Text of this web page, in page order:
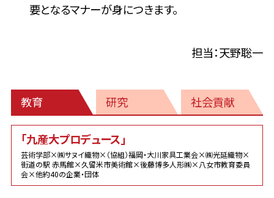
要となるマナーが身につきます。
担当：天野聡一
教育 研究 社会貢献
「九産大プロデュース」
芸術学部×㈱サヌイ織物×（協組）福岡・大川家具工業会×㈱光延織物×
街道の駅 赤馬館×久留米市美術館×後藤博多人形㈱×八女市教育委員
会×他約40の企業・団体